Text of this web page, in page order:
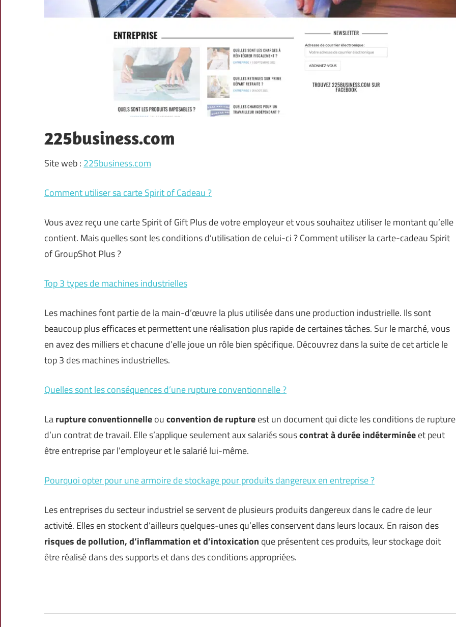
225business.com
Site web : 225business.com
Comment utiliser sa carte Spirit of Cadeau ?
Vous avez reçu une carte Spirit of Gift Plus de votre employeur et vous souhaitez utiliser le montant qu’elle
contient. Mais quelles sont les conditions d’utilisation de celui-ci ? Comment utiliser la carte-cadeau Spirit
of GroupShot Plus ?
Top 3 types de machines industrielles
Les machines font partie de la main-d’œuvre la plus utilisée dans une production industrielle. Ils sont
beaucoup plus efficaces et permettent une réalisation plus rapide de certaines tâches. Sur le marché, vous
en avez des milliers et chacune d’elle joue un rôle bien spécifique. Découvrez dans la suite de cet article le
top 3 des machines industrielles.
Quelles sont les conséquences d’une rupture conventionnelle ?
Larupture conventionnelleouconvention de ruptureest un document qui dicte les conditions de rupture
d’un contrat de travail. Elle s’applique seulement aux salariés souscontrat à durée indéterminéeet peut
être entreprise par l’employeur et le salarié lui-même.
Pourquoi opter pour une armoire de stockage pour produits dangereux en entreprise ?
Les entreprises du secteur industriel se servent de plusieurs produits dangereux dans le cadre de leur
activité. Elles en stockent d’ailleurs quelques-unes qu’elles conservent dans leurs locaux. En raison des
risques de pollution, d’inflammation et d’intoxication que présentent ces produits, leur stockage doit
être réalisé dans des supports et dans des conditions appropriées.